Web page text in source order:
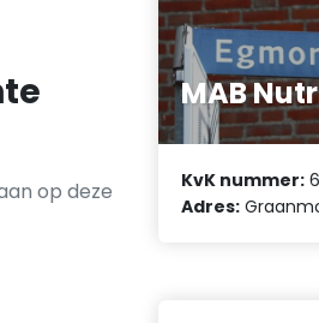
op deze
MAB
KvK nummer:
Adres: